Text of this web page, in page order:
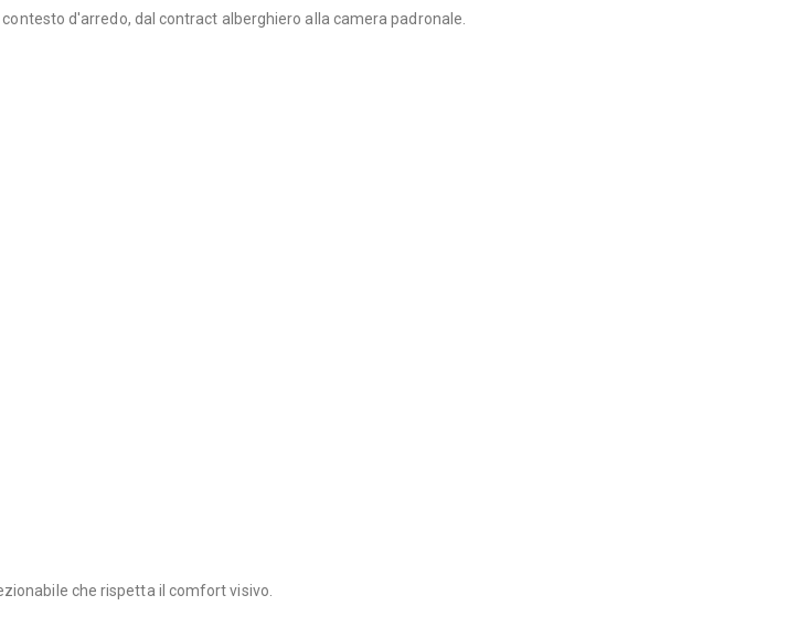
d'arredo, dal contract alberghiero alla camera padronale.
che rispetta il comfort visivo.